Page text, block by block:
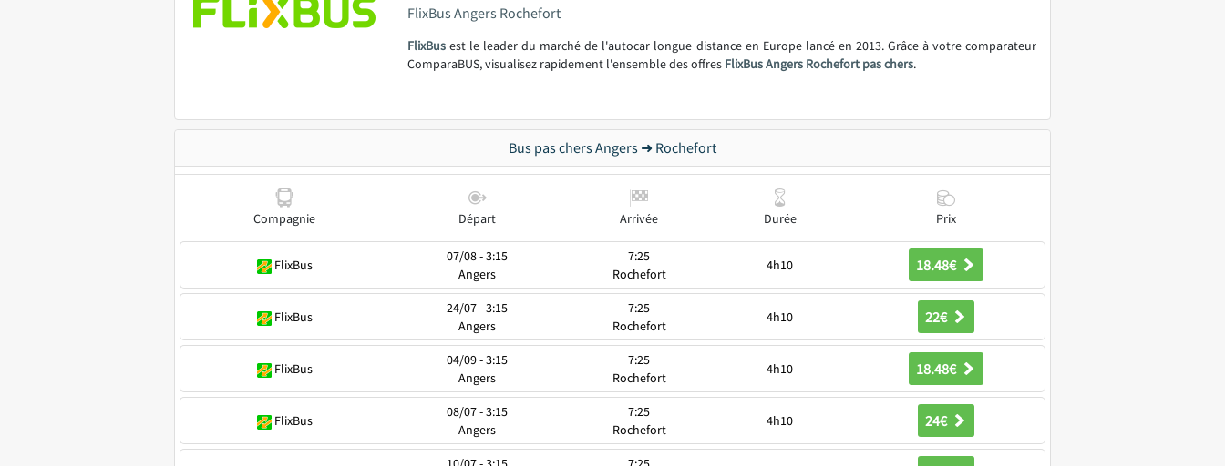
FlixBus Angers Rochefort
FlixBus est le leader du marché de l'autocar longue distance en Europe lancé en 2013. Grâce à votre comparateur
ComparaBUS, visualisez rapidement l'ensemble des offres FlixBus Angers Rochefort pas chers.
Bus pas chers Angers ➜ Rochefort
Compagnie Départ Arrivée Durée Prix
FlixBus
07/08 - 3:15
Angers
7:25
Rochefort
4h10 18.48€
FlixBus
24/07 - 3:15
Angers
7:25
Rochefort
4h10 22€
FlixBus
04/09 - 3:15
Angers
7:25
Rochefort
4h10 18.48€
FlixBus
08/07 - 3:15
Angers
7:25
Rochefort
4h10 24€